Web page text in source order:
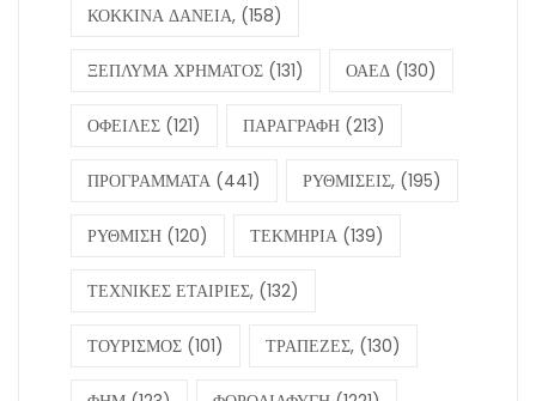
ΚΟΚΚΙΝΑ ΔΑΝΕΙΑ, (158)
ΞΕΠΛΥΜΑ ΧΡΗΜΑΤΟΣ (131) ΟΑΕΔ (130)
ΟΦΕΙΛΕΣ (121) ΠΑΡΑΓΡΑΦΗ (213)
ΠΡΟΓΡΑΜΜΑΤΑ (441) ΡΥΘΜΙΣΕΙΣ, (195)
ΡΥΘΜΙΣΗ (120) ΤΕΚΜΗΡΙΑ (139)
ΤΕΧΝΙΚΕΣ ΕΤΑΙΡΙΕΣ, (132)
ΤΟΥΡΙΣΜΟΣ (101) ΤΡΑΠΕΖΕΣ, (130)